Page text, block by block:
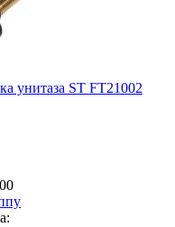
унитаза ST FT21002